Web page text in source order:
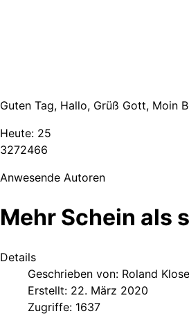
Guten Tag, Hallo, Grüß Gott, Moin
Heute: 25
3272466
Anwesende Autoren
Mehr Schein als
Details
Geschrieben von: Roland Klose
Erstellt: 22. März 2020
Zugriffe: 1637